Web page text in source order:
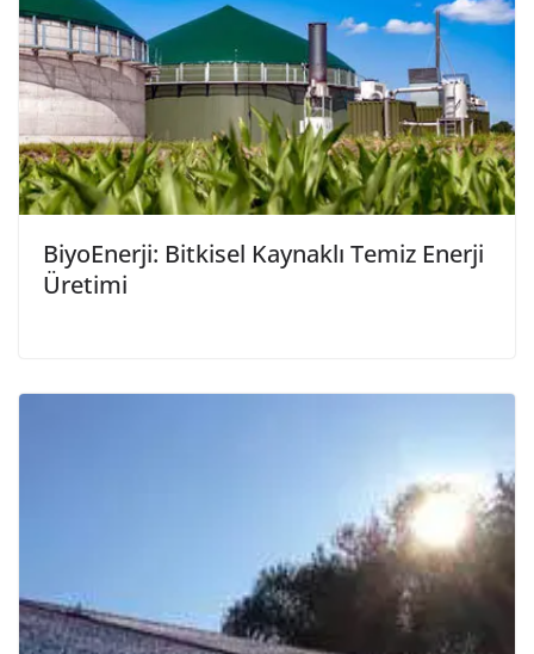
BiyoEnerji: Bitkisel Kaynaklı Temiz Enerji
Üretimi